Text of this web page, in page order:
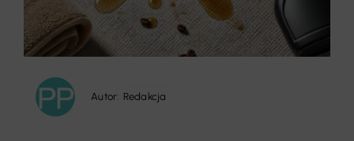
Autor: Redakcja